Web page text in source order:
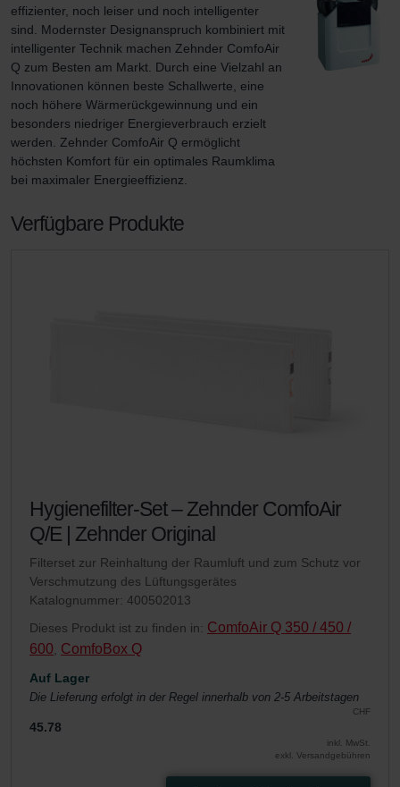
effizienter, noch leiser und noch intelligenter
sind. Modernster Designanspruch kombiniert mit
intelligenter Technik machen Zehnder ComfoAir
Q zum Besten am Markt. Durch eine Vielzahl an
Innovationen können beste Schallwerte, eine
noch höhere Wärmerückgewinnung und ein
besonders niedriger Energieverbrauch erzielt
werden. Zehnder ComfoAir Q ermöglicht
höchsten Komfort für ein optimales Raumklima
bei maximaler Energieeffizienz.
Verfügbare Produkte
Hygienefilter-Set – Zehnder ComfoAir
Q/E | Zehnder Original
Filterset zur Reinhaltung der Raumluft und zum Schutz vor
Verschmutzung des Lüftungsgerätes
Katalognummer: 400502013
Dieses Produkt ist zu finden in: ComfoAir Q 350 / 450 /
600 ComfoBox Q
Auf Lager
Die Lieferung erfolgt in der Regel innerhalb von 2-5 Arbeitstagen
CHF
45.78
inkl. MwSt.
exkl. Versandgebühren